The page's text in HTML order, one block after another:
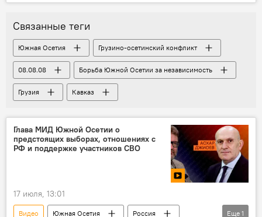
Южная Осетия
Связанные теги
Южная Осетия Грузино-осетинский конфликт
08.08.08 Борьба Южной Осетии за независимость
Грузия Кавказ
Глава МИД Южной Осетии о
предстоящих выборах, отношениях с
РФ и поддержке участников СВО
17 июля, 13:01
Видео Южная Осетия
Россия
Еще 1